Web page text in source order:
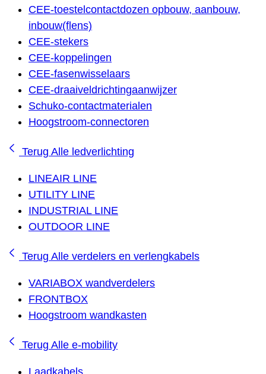
CEE-toestelcontactdozen opbouw, aanbouw,
inbouw(flens)
CEE-stekers
CEE-koppelingen
CEE-fasenwisselaars
CEE-draaiveldrichtingaanwijzer
Schuko-contactmaterialen
Hoogstroom-connectoren
Terug Alle ledverlichting
LINEAIR LINE
UTILITY LINE
INDUSTRIAL LINE
OUTDOOR LINE
Terug Alle verdelers en verlengkabels
VARIABOX wandverdelers
FRONTBOX
Hoogstroom wandkasten
Terug Alle e-mobility
Laadkabels